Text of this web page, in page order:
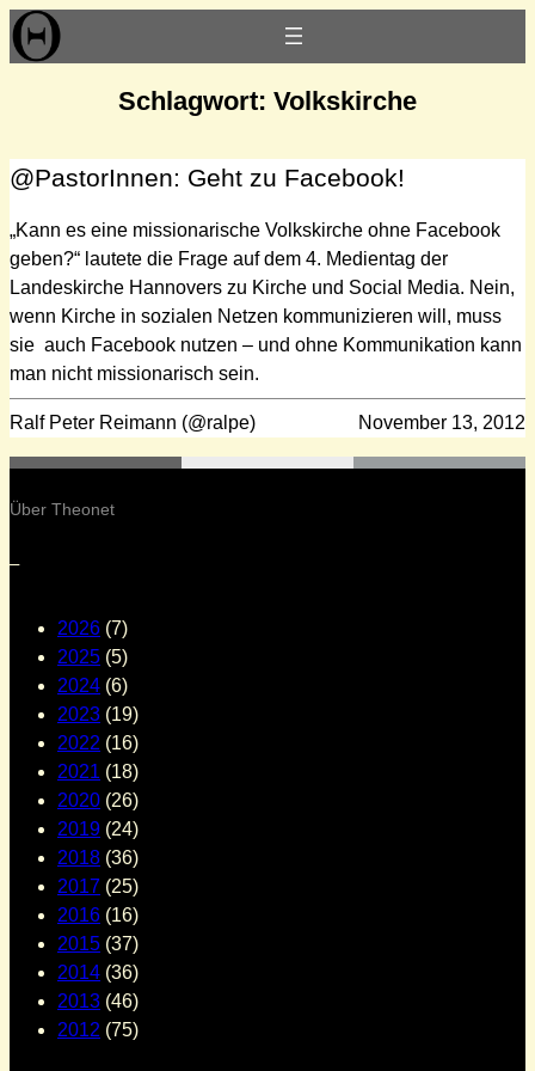
Zum
Inhalt
Schlagwort: Volkskirche
@PastorInnen: Geht zu Facebook!
„Kann es eine missionarische Volkskirche ohne Facebook
geben?“ lautete die Frage auf dem 4. Medientag der
Landeskirche Hannovers zu Kirche und Social Media. Nein,
wenn Kirche in sozialen Netzen kommunizieren will, muss
sie auch Facebook nutzen – und ohne Kommunikation kann
man nicht missionarisch sein.
Ralf Peter Reimann (@ralpe) November 13, 2012
Über Theonet
–
2026 (7)
2025 (5)
2024 (6)
2023 (19)
2022 (16)
2021 (18)
2020 (26)
2019 (24)
2018 (36)
2017 (25)
2016 (16)
2015 (37)
2014 (36)
2013 (46)
2012 (75)